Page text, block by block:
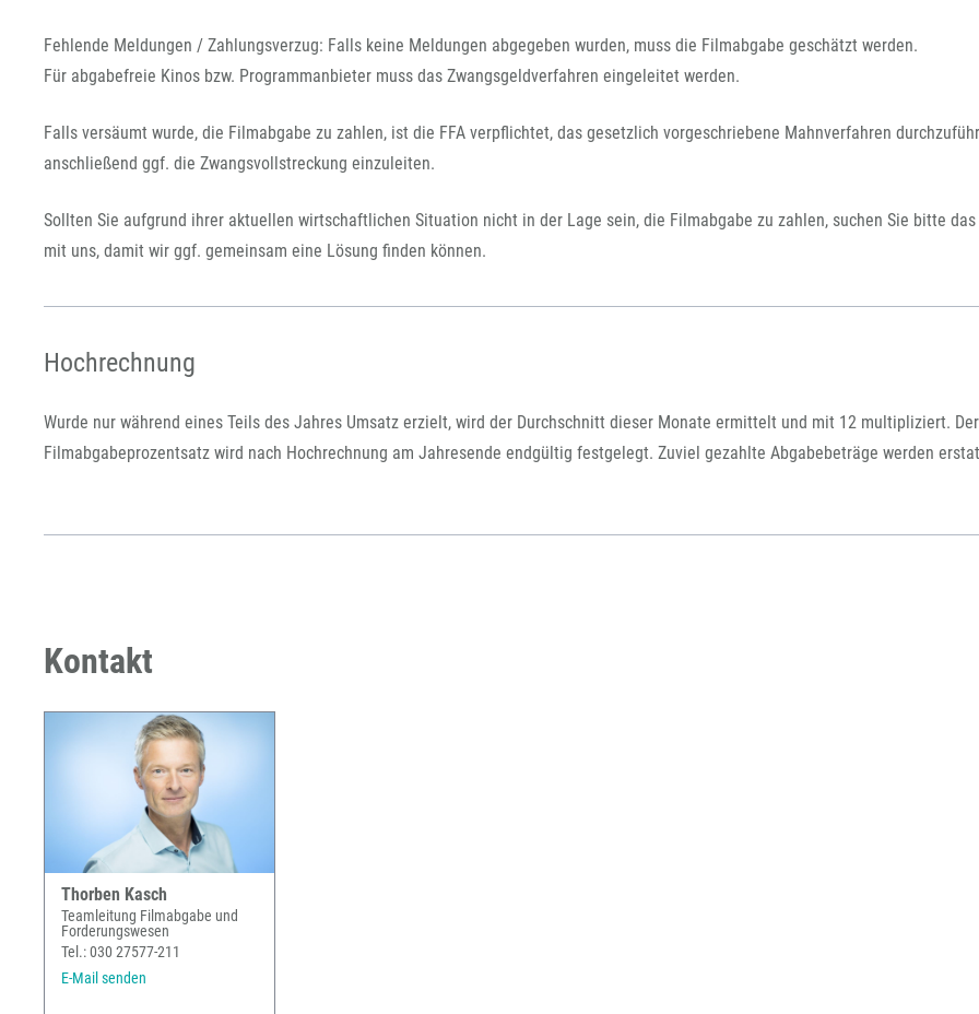
Fehlende Meldungen / Zahlungsverzug: Falls keine Meldungen abgegeben wurden, muss die Filmabgabe geschätzt werden.
Für abgabefreie Kinos bzw. Programmanbieter muss das Zwangsgeldverfahren eingeleitet werden.
Falls versäumt wurde, die Filmabgabe zu zahlen, ist die FFA verpflichtet, das gesetzlich vorgeschriebene Mahnverfahren
anschließend ggf. die Zwangsvollstreckung einzuleiten.
Sollten Sie aufgrund ihrer aktuellen wirtschaftlichen Situation nicht in der Lage sein, die Filmabgabe zu zahlen, suchen Sie bitte das
mit uns, damit wir ggf. gemeinsam eine Lösung finden können.
Hochrechnung
Wurde nur während eines Teils des Jahres Umsatz erzielt, wird der Durchschnitt dieser Monate ermittelt und mit 12 multipliziert. Der
Filmabgabeprozentsatz wird nach Hochrechnung am Jahresende endgültig festgelegt. Zuviel gezahlte Abgabebeträge werden
Kontakt
Thorben Kasch
Teamleitung Filmabgabe und
Forderungswesen
Tel.: 030 27577-211
E-Mail senden